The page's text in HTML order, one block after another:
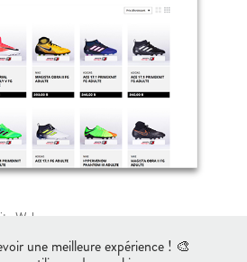
Web
une meilleure expérience ! 🎨